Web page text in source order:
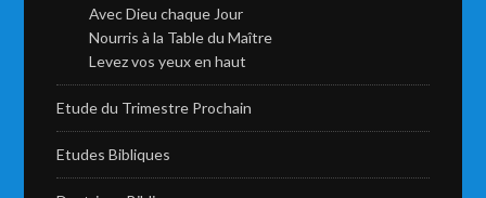
Avec Dieu chaque Jour
Nourris à la Table du Maître
Levez vos yeux en haut
Etude du Trimestre Prochain
Etudes Bibliques